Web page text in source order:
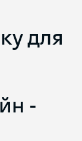
для
-